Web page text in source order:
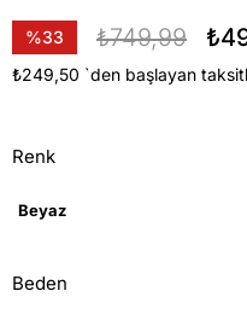
%33
İndirim
₺749,99
₺249,50 `den başlayan
Renk
Beyaz
Beden